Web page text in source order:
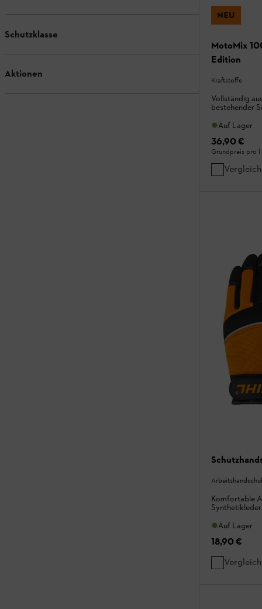
Schutzklasse
Aktionen
NEU
MotoMix
Edition
Kraftstoffe
Vollständig
bestehender
Auf Lager
36,90 €
Grundpreis pro l
Komfortable
Auf Lager
18,90 €